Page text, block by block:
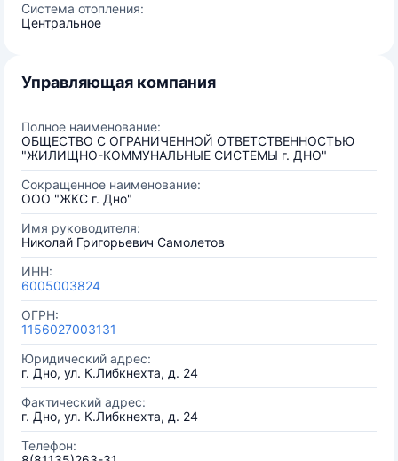
Система отопления:
Центральное
Управляющая компания
Полное наименование:
ОБЩЕСТВО С ОГРАНИЧЕННОЙ ОТВЕТСТВЕННОСТЬЮ
"ЖИЛИЩНО-КОММУНАЛЬНЫЕ СИСТЕМЫ г. ДНО"
Сокращенное наименование:
ООО "ЖКС г. Дно"
Имя руководителя:
Николай Григорьевич Самолетов
ИНН:
6005003824
ОГРН:
1156027003131
Юридический адрес:
г. Дно, ул. К.Либкнехта, д. 24
Фактический адрес:
г. Дно, ул. К.Либкнехта, д. 24
Телефон: